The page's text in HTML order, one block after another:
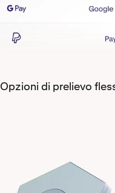
Opzioni di prelievo